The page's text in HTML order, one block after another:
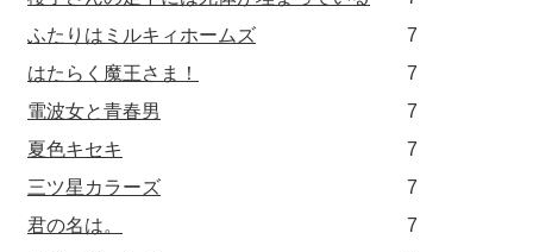
ふたりはミルキィホームズ
7
はたらく魔王さま！
7
電波女と青春男
7
夏色キセキ
7
三ツ星カラーズ
7
君の名は。
7